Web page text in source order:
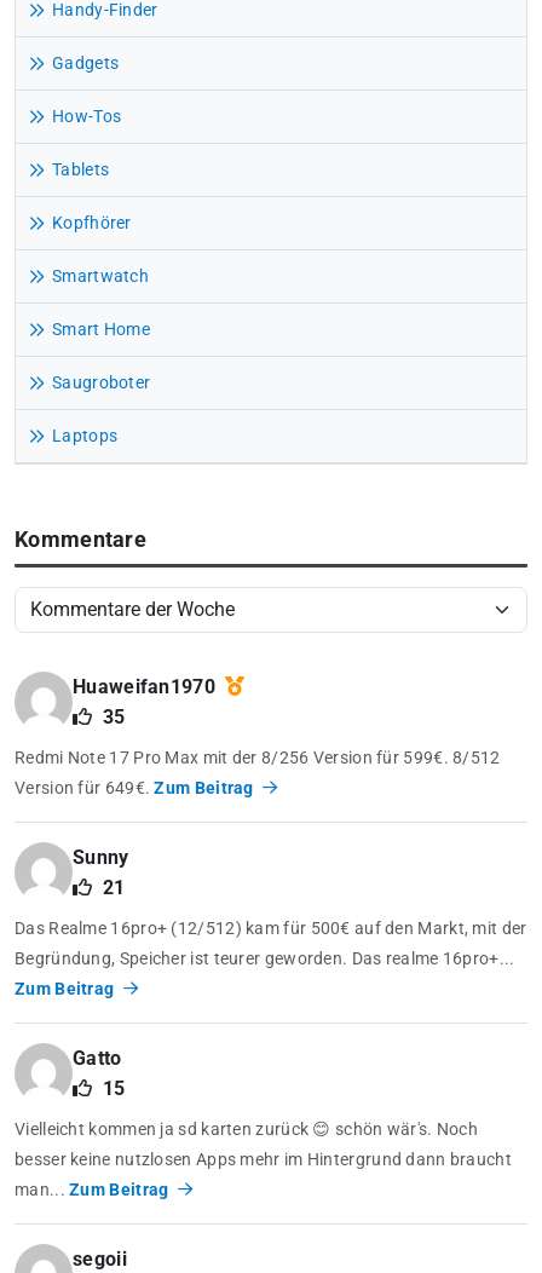
Handy-Finder
Gadgets
How-Tos
Tablets
Kopfhörer
Smartwatch
Smart Home
Saugroboter
Laptops
Kommentare
Huaweifan1970
35
Redmi Note 17 Pro Max mit der 8/256 Version für 599€. 8/512
Version für 649€.Zum Beitrag
Sunny
21
Das Realme 16pro+ (12/512) kam für 500€ auf den Markt, mit der
Begründung, Speicher ist teurer geworden. Das realme 16pro+...
Zum Beitrag
Gatto
15
Vielleicht kommen ja sd karten zurück 😊 schön wär's. Noch
besser keine nutzlosen Apps mehr im Hintergrund dann braucht
man...Zum Beitrag
segoii